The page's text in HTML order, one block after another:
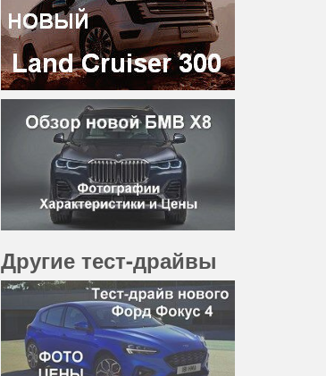
Другие тест-драйвы